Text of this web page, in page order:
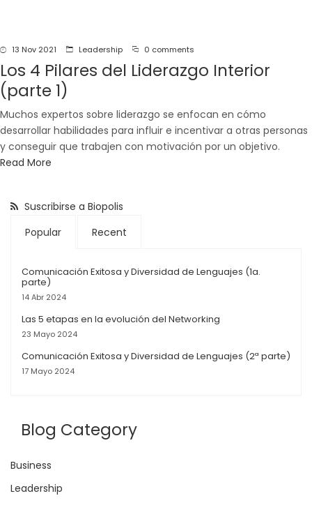
13 Nov 2021 Leadership 0 comments
Los 4 Pilares del Liderazgo Interior
(parte 1)
Muchos expertos sobre liderazgo se enfocan en cómo
desarrollar habilidades para influir e incentivar a otras personas
y conseguir que trabajen con motivación por un objetivo.
Read More
Suscribirse a Biopolis
Popular
Recent
Comunicación Exitosa y Diversidad de Lenguajes (1a.
parte)
14 Abr 2024
Las 5 etapas en la evolución del Networking
23 Mayo 2024
Comunicación Exitosa y Diversidad de Lenguajes (2ª parte)
17 Mayo 2024
Blog Category
Business
Leadership